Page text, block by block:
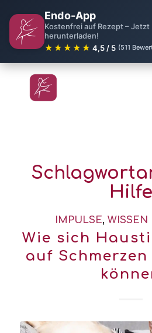
Endo-App
Kostenfrei auf Rezept – Jetzt
herunterladen!
★★★★★ 4,5 / 5 (511
Hilfe
IMPULSE,WISSEN
Wie sich
auf